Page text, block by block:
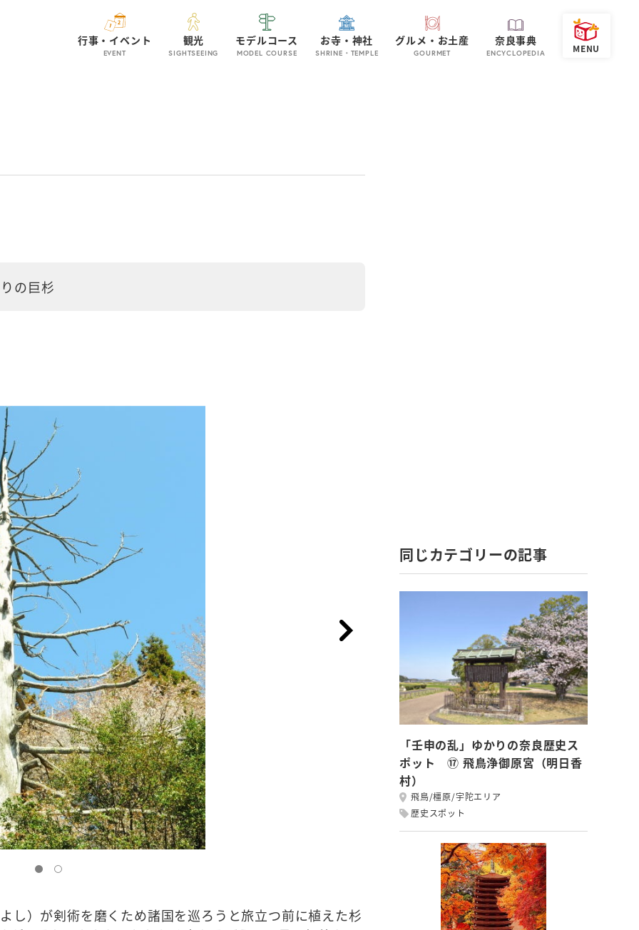
行事・イベント
EVENT
観光
SIGHTSEEING
モデルコース
MODEL COURSE
お寺・神社
SHRINE・TEMPLE
グルメ・お土産
GOURMET
奈良事典
ENCYCLOPEDIA
の巨杉
し）が剣術を磨くため諸国を巡ろうと旅立つ前に植えた杉
同じカテゴリーの記事
「壬申の乱」ゆかりの奈良歴史ス
ポット ⑰ 飛鳥浄御原宮（明日香
村）
飛鳥/橿原/宇陀エリア
歴史スポット